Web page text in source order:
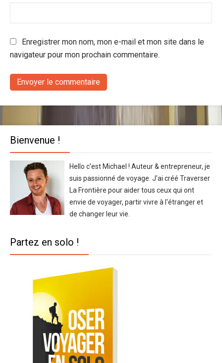
Enregistrer mon nom, mon e-mail et mon site dans le
navigateur pour mon prochain commentaire.
Bienvenue !
Hello c'est Michael ! Auteur & entrepreneur, je
suis passionné de voyage. J'ai créé Traverser
La Frontière pour aider tous ceux qui ont
envie de voyager, partir vivre à l'étranger et
de changer leur vie.
Partez en solo !